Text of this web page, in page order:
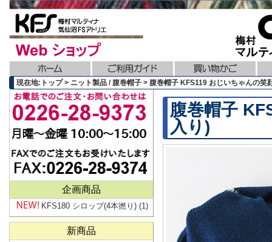
現在地:トップ > ニット製品 / 腹巻帽子 > 腹巻帽子 KFS119 おじいちゃんの笑
腹巻帽子
入り)
企画商品
KFS180 シロップ(4本撚り) (1)
新商品